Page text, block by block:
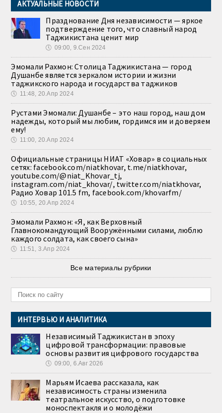
АКТУАЛЬНЫЕ НОВОСТИ
Празднование Дня независимости — яркое
подтверждение того, что славный народ
Таджикистана ценит мир
🕔 09:00, 9.Сен 2024
Эмомали Рахмон: Столица Таджикистана — город
Душанбе является зеркалом истории и жизни
таджикского народа и государства таджиков
🕔 11:48, 20.Апр 2024
Рустами Эмомали: Душанбе – это наш город, наш дом
надежды, который мы любим, гордимся им и доверяем
ему!
🕔 11:00, 20.Апр 2024
Официальные страницы НИАТ «Ховар» в социальных
сетях: facebook.com/niatkhovar, t.me/niatkhovar,
youtube.com/@niat_Khovar_tj,
instagram.com/niat_khovar/, twitter.com/niatkhovar,
Радио Ховар 101.5 fm, facebook.com/khovarfm/
🕔 10:55, 20.Апр 2024
Эмомали Рахмон: «Я, как Верховный
Главнокомандующий Вооружёнными силами, люблю
каждого солдата, как своего сына»
🕔 11:51, 3.Апр 2024
Все материалы рубрики
ИНТЕРВЬЮ И АНАЛИТИКА
Независимый Таджикистан в эпоху
цифровой трансформации: правовые
основы развития цифрового государства
🕔 09:00, 6.Авг 2026
Марьям Исаева рассказала, как
независимость страны изменила
театральное искусство, о подготовке
моноспектакля и о молодёжи